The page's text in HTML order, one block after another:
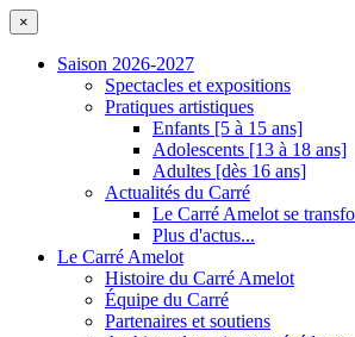
×
Saison 2026-2027
Spectacles et expositions
Pratiques artistiques
Enfants [5 à 15 ans]
Adolescents [13 à 18 ans]
Adultes [dès 16 ans]
Actualités du Carré
Le Carré Amelot se
Plus d'actus...
Le Carré Amelot
Histoire du Carré Amelot
Équipe du Carré
Partenaires et soutiens